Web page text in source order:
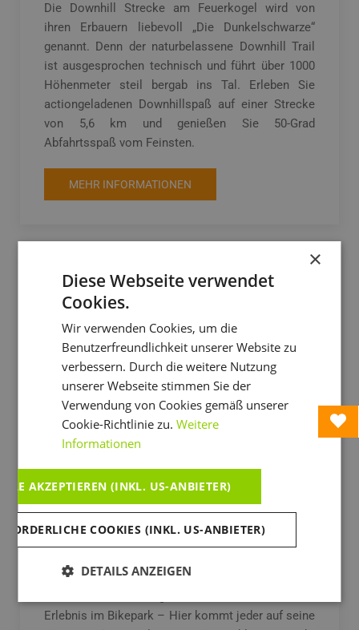
Die Downhill Strecke am Feuerkogel wird von
ihren Erbauern liebevoll „Die Dunkelschwarze“
genannt. Denn der naturbelassene Downhill Trail
ist ausgesprochen technisch und führt über 1000
Höhenmeter steil bergab ins Tal. Erleben Sie
actiongeladenen Downhillspaß auf einer Strecke
von 5,6 km und genießen Sie 50-Grad
Abfahrtsspaß vom Feinsten.
MEHR INFORMATIONEN
Bikepark Wurbauerkogel
wunderschönen Ferienregion Pyhrn-Priel garantiert
Mountainbike- oder E-Bike Tour durch die
Erlebnis im Bikepark – Hier kommt jeder auf seine
×
Diese Webseite verwendet
Cookies.
Wir verwenden Cookies, um die
Benutzerfreundlichkeit unserer Website zu
verbessern. Durch die weitere Nutzung
unserer Webseite stimmen Sie der
Verwendung von Cookies gemäß unserer
Cookie-Richtlinie zu. Weitere
Informationen
AKZEPTIEREN (INKL. US-ANBIETER)
COOKIES (INKL. US-ANBIETER)
DETAILS ANZEIGEN